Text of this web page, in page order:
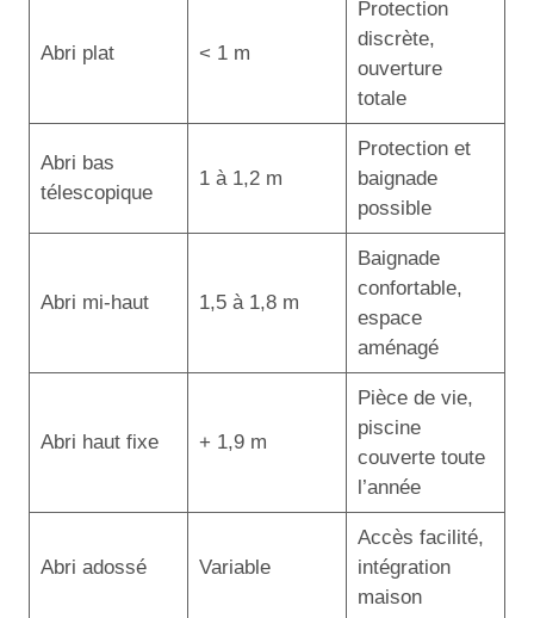
Abri plat < 1 m
Protection
discrète,
ouverture
totale
Abri bas
télescopique
1 à 1,2 m
Protection et
baignade
possible
Abri mi-haut 1,5 à 1,8 m
Baignade
confortable,
espace
aménagé
Abri haut fixe + 1,9 m
Pièce de vie,
piscine
couverte toute
l’année
Abri adossé Variable
Accès facilité,
intégration
maison